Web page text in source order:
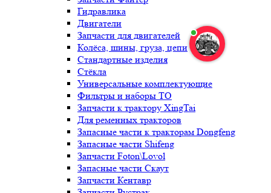
Гидравлика
Двигатели
Запчасти для двигателей
Колёса, шины, груза, цепи
Стандартные изделия
Стёкла
Универсальные комплектующие
Фильтры и наборы ТО
Запчасти к трактору XingTai
Для ременных тракторов
Запасные части к тракторам Dongfeng
Запасные части Shifeng
Запчасти Foton\Lovol
Запасные части Скаут
Запчасти Кентавр